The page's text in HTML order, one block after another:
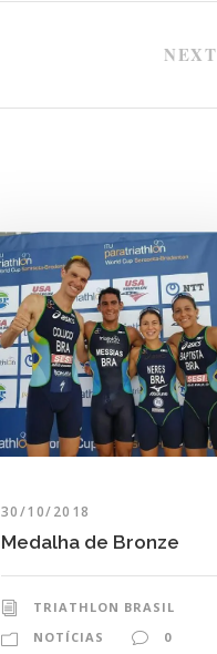
NEXT
30/10/2018
Medalha de Bronze
TRIATHLON BRASIL
NOTÍCIAS
0